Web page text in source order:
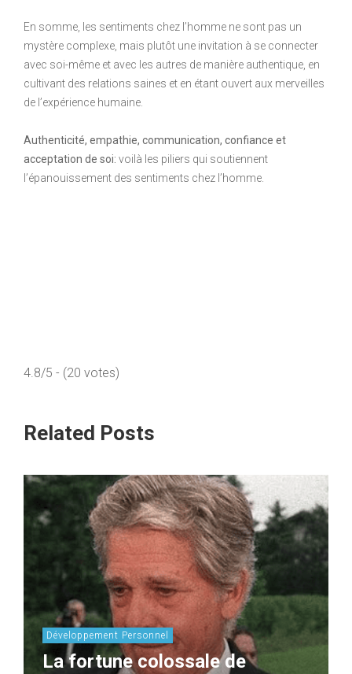
En somme, les sentiments chez l’homme ne sont pas un
mystère complexe, mais plutôt une invitation à se connecter
avec soi-même et avec les autres de manière authentique, en
cultivant des relations saines et en étant ouvert aux merveilles
de l’expérience humaine.
Authenticité, empathie, communication, confiance et
acceptation de soi: voilà les piliers qui soutiennent
l’épanouissement des sentiments chez l’homme.
4.8/5 - (20 votes)
Related Posts
Développement Personnel
La fortune colossale de